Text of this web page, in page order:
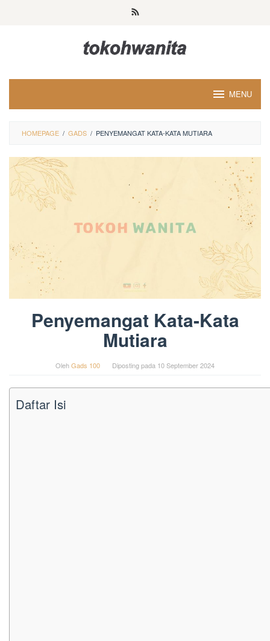
MENU
HOMEPAGE / GADS / PENYEMANGAT KATA-KATA MUTIARA
Penyemangat Kata-Kata
Mutiara
OlehGads 100 Diposting pada 10 September 2024
Daftar Isi